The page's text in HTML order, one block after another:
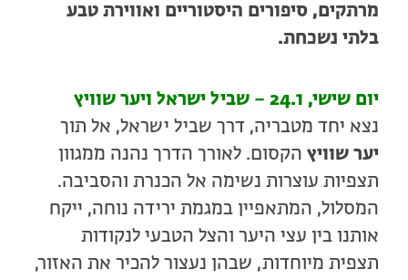
מרתקים, סיפורים היסטוריים ואווירת טבע
בלתי נשכחת.
יום שישי, 24.1 – שביל ישראל ויער שוויץ
נצא יחד מטבריה, דרך שביל ישראל, אל תוך
יער שוויץ הקסום. לאורך הדרך נהנה ממגוון
תצפיות עוצרות נשימה אל הכנרת והסביבה.
המסלול, המתאפיין במגמת ירידה נוחה, ייקח
אותנו בין עצי היער והצל הטבעי לנקודות
תצפית מיוחדות, שבהן נעצור להכיר את האזור,